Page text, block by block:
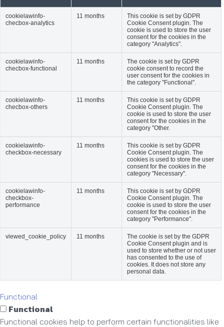
cookielawinfo-
checbox-analytics
11 months
This cookie is set by GDPR
Cookie Consent plugin. The
cookie is used to store the user
consent for the cookies in the
category "Analytics".
cookielawinfo-
checbox-functional
11 months
The cookie is set by GDPR
cookie consent to record the
user consent for the cookies in
the category "Functional".
cookielawinfo-
checbox-others
11 months
This cookie is set by GDPR
Cookie Consent plugin. The
cookie is used to store the user
consent for the cookies in the
category "Other.
cookielawinfo-
checkbox-necessary
11 months
This cookie is set by GDPR
Cookie Consent plugin. The
cookies is used to store the user
consent for the cookies in the
category "Necessary".
cookielawinfo-
checkbox-
performance
11 months
This cookie is set by GDPR
Cookie Consent plugin. The
cookie is used to store the user
consent for the cookies in the
category "Performance".
viewed_cookie_policy 11 months
The cookie is set by the GDPR
Cookie Consent plugin and is
used to store whether or not user
has consented to the use of
cookies. It does not store any
personal data.
Functional
Functional
Functional cookies help to perform certain functionalities like